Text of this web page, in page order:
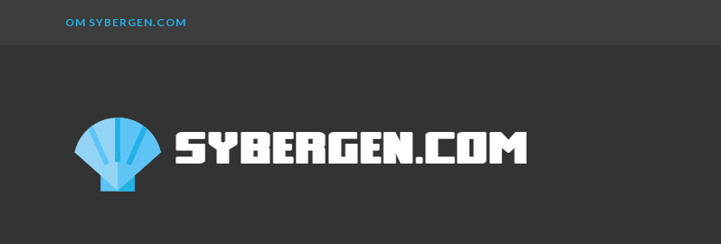
OM SYBERGEN.COM
SYBERGEN.COM
My
WordPress